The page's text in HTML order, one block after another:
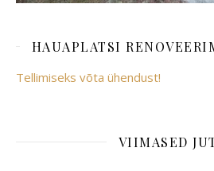
HAUAPLATSI
Tellimiseks võta ühendust!
VIIMASED